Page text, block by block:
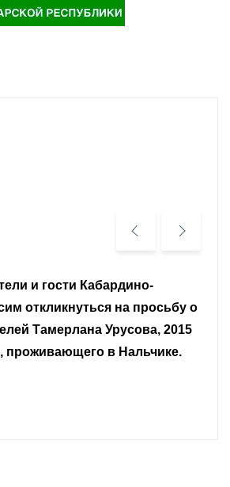
и все неравнодушные